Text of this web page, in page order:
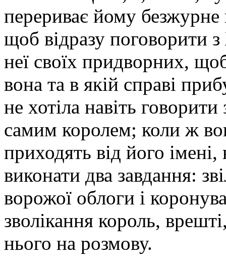
перериває йому
щоб відразу поговорити
неї своїх придворних,
вона та в якій справі
не хотіла навіть
самим королем; коли ж
приходять від його
виконати два завдання:
ворожої облоги і
зволікання король,
нього на розмову.